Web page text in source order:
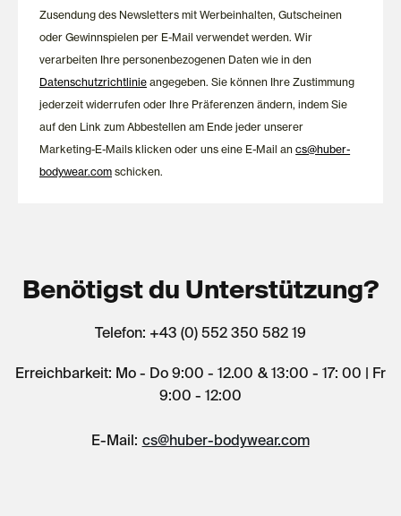
Zusendung des Newsletters mit Werbeinhalten, Gutscheinen
oder Gewinnspielen per E-Mail verwendet werden. Wir
verarbeiten Ihre personenbezogenen Daten wie in den
Datenschutzrichtlinie angegeben. Sie können Ihre Zustimmung
jederzeit widerrufen oder Ihre Präferenzen ändern, indem Sie
auf den Link zum Abbestellen am Ende jeder unserer
Marketing-E-Mails klicken oder uns eine E-Mail ancs@huber-
bodywear.com schicken.
Benötigst du Unterstützung?
Telefon: +43 (0) 552 350 582 19
Erreichbarkeit: Mo - Do 9:00 - 12.00 & 13:00 - 17: 00 | Fr
9:00 - 12:00
E-Mail: cs@huber-bodywear.com